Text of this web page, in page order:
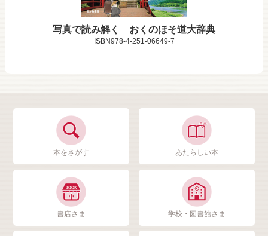
写真で読み解く おくのほそ道大辞典
ISBN978-4-251-06649-7
本をさがす あたらしい本
書店さま 学校・図書館さま